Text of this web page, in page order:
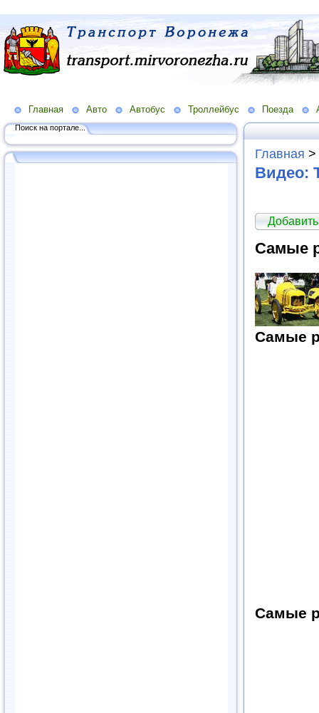
Главная Авто Автобус Троллейбус Поезда
Поиск на портале...
Главная >
Видео:
Cамые
Cамые
Cамые